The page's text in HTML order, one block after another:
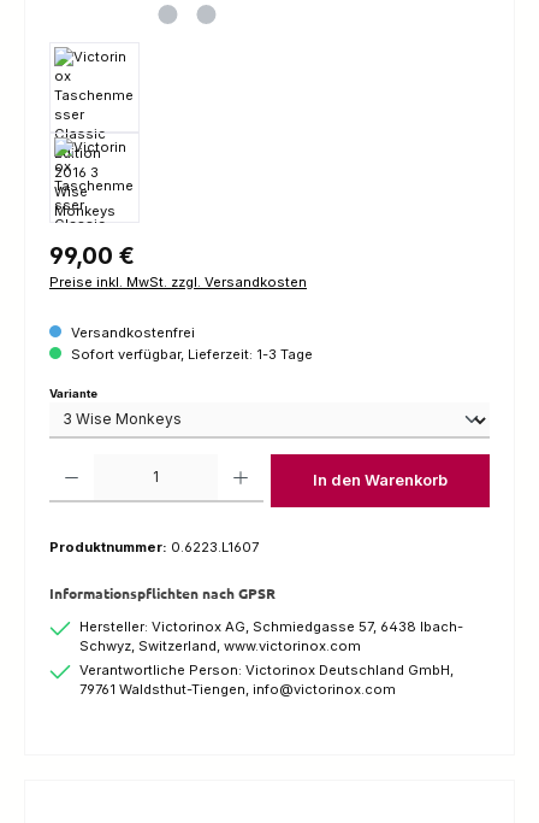
Regulärer Preis:
99,00 €
Preise inkl. MwSt. zzgl. Versandkosten
Versandkostenfrei
Sofort verfügbar, Lieferzeit: 1-3 Tage
Varianteauswählen
In den Warenkorb
Produktnummer: 0.6223.L1607
Informationspflichten nach GPSR
Hersteller: Victorinox AG, Schmiedgasse 57, 6438 Ibach-
Schwyz, Switzerland, www.victorinox.com
Verantwortliche Person: Victorinox Deutschland GmbH,
79761 Waldsthut-Tiengen, info@victorinox.com